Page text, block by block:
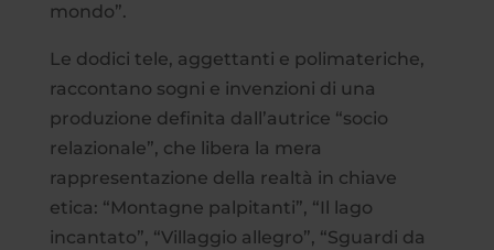
mondo”.
Le dodici tele, aggettanti e polimateriche,
raccontano sogni e invenzioni di una
produzione definita dall’autrice “socio
relazionale”, che libera la mera
rappresentazione della realtà in chiave
etica: “Montagne palpitanti”, “Il lago
incantato”, “Villaggio allegro”, “Sguardi da